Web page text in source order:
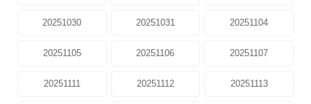
20251030 20251031 20251104
20251105 20251106 20251107
20251111 20251112 20251113